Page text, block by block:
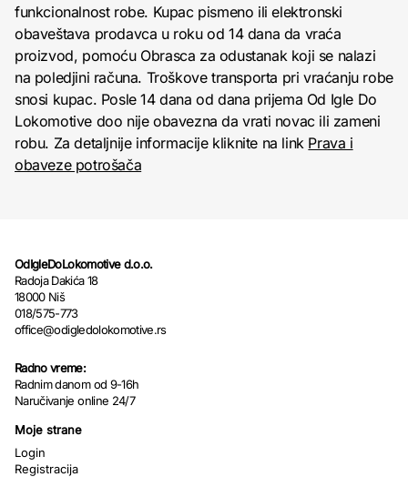
funkcionalnost robe. Kupac pismeno ili elektronski
obaveštava prodavca u roku od 14 dana da vraća
proizvod, pomoću Obrasca za odustanak koji se nalazi
na poledjini računa. Troškove transporta pri vraćanju robe
snosi kupac. Posle 14 dana od dana prijema Od Igle Do
Lokomotive doo nije obavezna da vrati novac ili zameni
robu. Za detaljnije informacije kliknite na link Prava i
obaveze potrošača
OdIgleDoLokomotive d.o.o.
Radoja Dakića 18
18000 Niš
018/575-773
office@odigledolokomotive.rs
Radno vreme:
Radnim danom od 9-16h
Naručivanje online 24/7
Moje strane
Login
Registracija